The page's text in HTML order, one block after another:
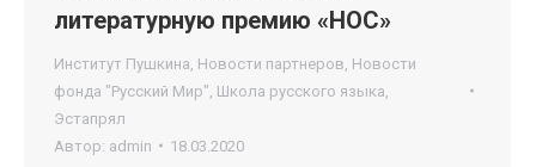
литературную премию «НОС»
Институт Пушкина Новости партнеров Новости
фонда "Русский Мир" Школа русского языка
Эстапрял
Автор: admin 18.03.2020